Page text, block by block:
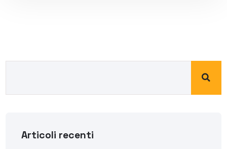
Articoli recenti